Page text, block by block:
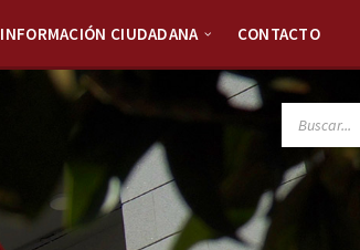
INFORMACIÓN CIUDADANA CONTACTO